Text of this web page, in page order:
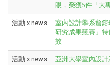
眼，榮獲5件「大
活動 x news 室內設計學系詹鎔
研究成果競賽」特
效
活動 x news
亞洲大學室內設